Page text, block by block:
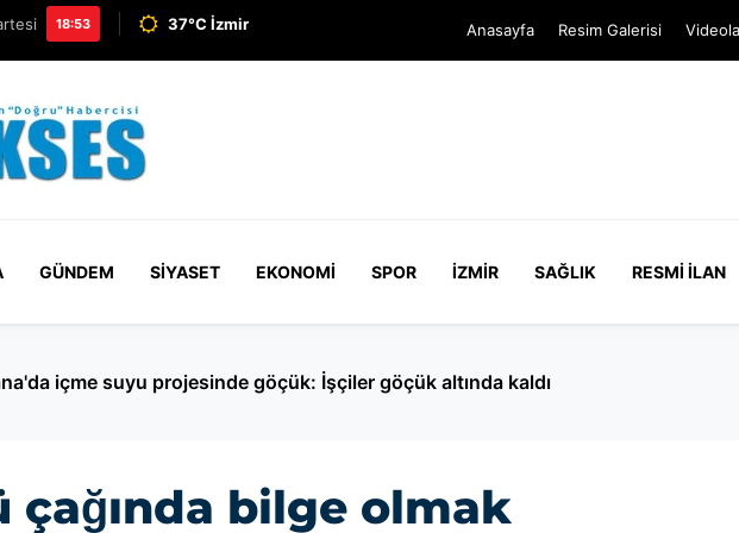
18:53 37°C İzmir Anasayfa Resim Galerisi
GÜNDEM SIYASET EKONOMI SPOR İZMIR SAĞLIK RESMI İLAN
içme suyu projesinde göçük: İşçiler göçük altında kaldı
çağında bilge olmak